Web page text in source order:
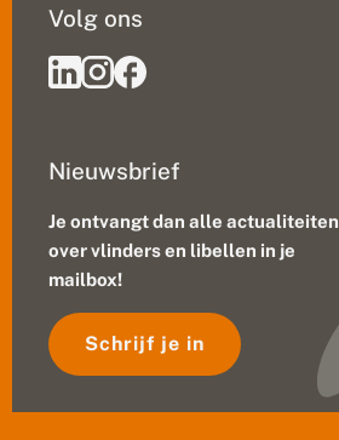
Nieuwsbrief
Je ontvangt dan alle actualiteiten
over vlinders en libellen in je
mailbox!
Schrijf je in
Volg ons